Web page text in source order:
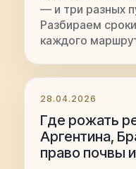
— и три разных
Разбираем
каждого
28.04.2026
Где рожать
Аргентина,
право почвы